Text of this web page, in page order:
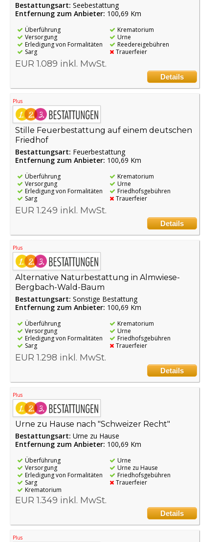
Bestattungsart: Seebestattung
Entfernung zum Anbieter: 100,69 Km
Überführung
Versorgung
Erledigung von Formalitäten
Sarg
Krematorium
Urne
Reedereigebühren
Trauerfeier
EUR 1.089 inkl. MwSt.
Details
Plus
Stille Feuerbestattung auf einem deutschen
Friedhof
Bestattungsart: Feuerbestattung
Entfernung zum Anbieter: 100,69 Km
Überführung
Versorgung
Erledigung von Formalitäten
Sarg
Krematorium
Urne
Friedhofsgebühren
Trauerfeier
EUR 1.249 inkl. MwSt.
Details
Plus
Alternative Naturbestattung in Almwiese-
Bergbach-Wald-Baum
Bestattungsart: Sonstige Bestattung
Entfernung zum Anbieter: 100,69 Km
Überführung
Versorgung
Erledigung von Formalitäten
Sarg
Krematorium
Urne
Friedhofsgebühren
Trauerfeier
EUR 1.298 inkl. MwSt.
Details
Plus
Urne zu Hause nach "Schweizer Recht"
Bestattungsart: Urne zu Hause
Entfernung zum Anbieter: 100,69 Km
Überführung
Versorgung
Erledigung von Formalitäten
Sarg
Krematorium
Urne
Urne zu Hause
Friedhofsgebühren
Trauerfeier
EUR 1.349 inkl. MwSt.
Details
Plus